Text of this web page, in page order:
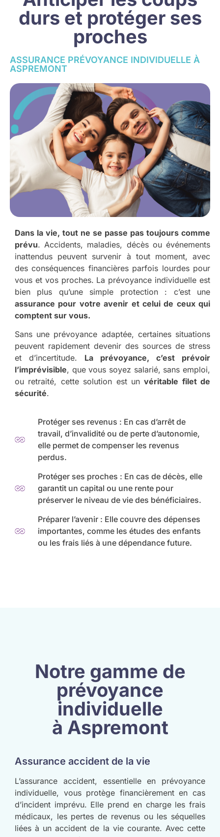
durs et protéger ses
proches
ASSURANCE PRÉVOYANCE INDIVIDUELLE À
ASPREMONT
Dans la vie, tout ne se passe pas toujours comme
prévu. Accidents, maladies, décès ou événements
inattendus peuvent survenir à tout moment, avec
des conséquences financières parfois lourdes pour
vous et vos proches. La prévoyance individuelle est
bien plus qu’une simple protection : c’est une
assurance pour votre avenir et celui de ceux qui
comptent sur vous.
Sans une prévoyance adaptée, certaines situations
peuvent rapidement devenir des sources de stress
et d’incertitude. La prévoyance, c’est prévoir
l’imprévisible, que vous soyez salarié, sans emploi,
ou retraité, cette solution est unvéritable filet de
sécurité.
Protéger ses revenus : En cas d’arrêt de
travail, d’invalidité ou de perte d’autonomie,
elle permet de compenser les revenus
perdus.
Protéger ses proches : En cas de décès, elle
garantit un capital ou une rente pour
préserver le niveau de vie des bénéficiaires.
Préparer l’avenir : Elle couvre des dépenses
importantes, comme les études des enfants
ou les frais liés à une dépendance future.
Notre gamme de
prévoyance
individuelle
à Aspremont
Assurance accident de la vie
L’assurance accident, essentielle en prévoyance
individuelle, vous protège financièrement en cas
d’incident imprévu. Elle prend en charge les frais
médicaux, les pertes de revenus ou les séquelles
liées à un accident de la vie courante. Avec cette